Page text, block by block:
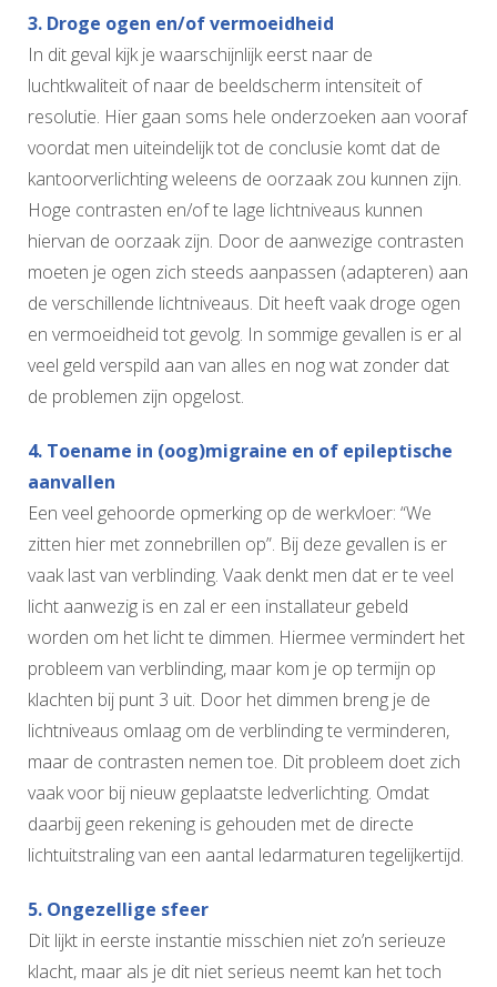
3. Droge ogen en/of vermoeidheid
In dit geval kijk je waarschijnlijk eerst naar de
luchtkwaliteit of naar de beeldscherm intensiteit of
resolutie. Hier gaan soms hele onderzoeken aan vooraf
voordat men uiteindelijk tot de conclusie komt dat de
kantoorverlichting weleens de oorzaak zou kunnen zijn.
Hoge contrasten en/of te lage lichtniveaus kunnen
hiervan de oorzaak zijn. Door de aanwezige contrasten
moeten je ogen zich steeds aanpassen (adapteren) aan
de verschillende lichtniveaus. Dit heeft vaak droge ogen
en vermoeidheid tot gevolg. In sommige gevallen is er al
veel geld verspild aan van alles en nog wat zonder dat
de problemen zijn opgelost.
4. Toename in (oog)migraine en of epileptische
aanvallen
Een veel gehoorde opmerking op de werkvloer: “We
zitten hier met zonnebrillen op”. Bij deze gevallen is er
vaak last van verblinding. Vaak denkt men dat er te veel
licht aanwezig is en zal er een installateur gebeld
worden om het licht te dimmen. Hiermee vermindert het
probleem van verblinding, maar kom je op termijn op
klachten bij punt 3 uit. Door het dimmen breng je de
lichtniveaus omlaag om de verblinding te verminderen,
maar de contrasten nemen toe. Dit probleem doet zich
vaak voor bij nieuw geplaatste ledverlichting. Omdat
daarbij geen rekening is gehouden met de directe
lichtuitstraling van een aantal ledarmaturen tegelijkertijd.
5. Ongezellige sfeer
Dit lijkt in eerste instantie misschien niet zo’n serieuze
klacht, maar als je dit niet serieus neemt kan het toch